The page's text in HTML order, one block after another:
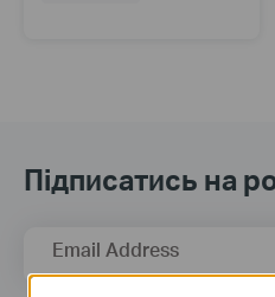
Підписатись на
Email Address